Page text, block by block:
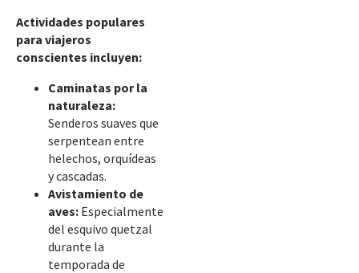
Actividades populares
para viajeros
conscientes incluyen:
Caminatas por la
naturaleza:
Senderos suaves que
serpentean entre
helechos, orquídeas
y cascadas.
Avistamiento de
aves: Especialmente
del esquivo quetzal
durante la
temporada de